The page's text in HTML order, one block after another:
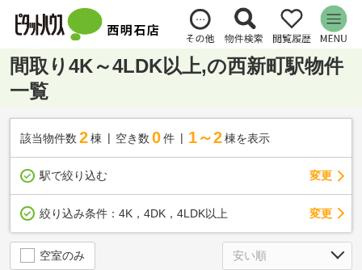
間取り4K～4LDK以上,の西新町駅物件
一覧
該当物件数 2棟 空き数 0 件 1～2 棟を表示
駅で絞り込む 変更
絞り込み条件： 4K，4DK，4LDK以上 変更
空室のみ